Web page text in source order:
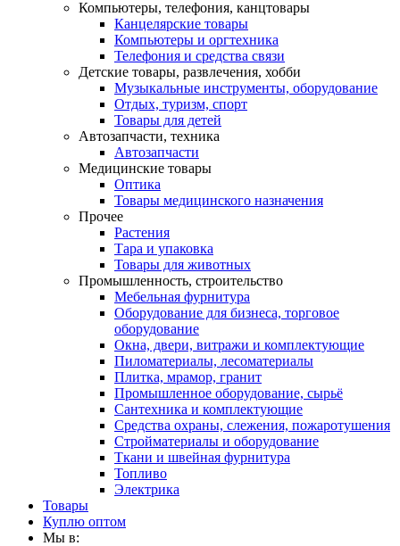
Компьютеры, телефония, канцтовары
Канцелярские товары
Компьютеры и оргтехника
Телефония и средства связи
Детские товары, развлечения, хобби
Музыкальные инструменты, оборудование
Отдых, туризм, спорт
Товары для детей
Автозапчасти, техника
Автозапчасти
Медицинские товары
Оптика
Товары медицинского назначения
Прочее
Растения
Тара и упаковка
Товары для животных
Промышленность, строительство
Мебельная фурнитура
Оборудование для бизнеса, торговое
оборудование
Окна, двери, витражи и комплектующие
Пиломатериалы, лесоматериалы
Плитка, мрамор, гранит
Промышленное оборудование, сырьё
Сантехника и комплектующие
Средства охраны, слежения, пожаротушения
Стройматериалы и оборудование
Ткани и швейная фурнитура
Топливо
Электрика
Товары
Куплю оптом
Мы в: